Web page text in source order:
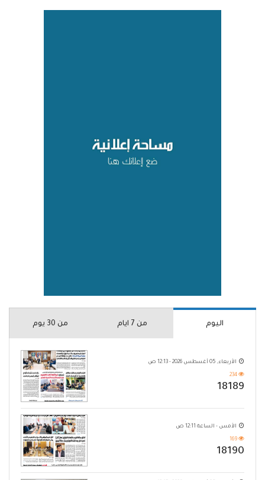
اليوم من 7 ايام من 30 يوم
الأربعاء, 05 أغسطس 2026 - 12:13 ص
234
18189
الأمس - الساعة 12:11 ص
169
18190